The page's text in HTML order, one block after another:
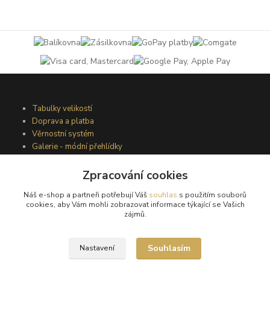
Tabulky velikostí
Doprava a platba
Věrnostní systém
Galerie - módní přehlídky
Podmínky užití webového rozhraní
Obchodní podmínky
Zpracování cookies
Náš e-shop a partneři potřebují Váš souhlas s použitím souborů
cookies, aby Vám mohli zobrazovat informace týkající se Vašich
zájmů.
Nastavení Souhlasím